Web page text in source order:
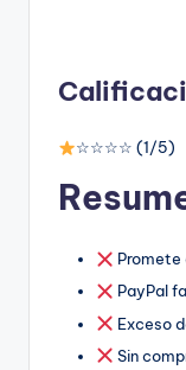
☆☆☆☆ (1/5)
Promete
PayPal
Exceso
Sin